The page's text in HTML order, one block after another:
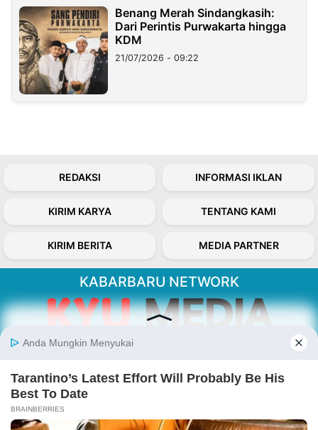
Benang Merah Sindangkasih:
Dari Perintis Purwakarta hingga
KDM
21/07/2026 - 09:22
REDAKSI INFORMASI IKLAN
KIRIM KARYA TENTANG KAMI
KIRIM BERITA MEDIA PARTNER
KABARBARU NETWORK
Kabarbaru.co menyajikan berita aktual dan